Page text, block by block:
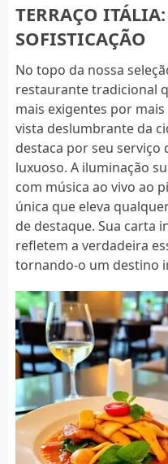
TERRAÇO
SOFISTICAÇÃO
No topo da nossa
restaurante tradicional
mais exigentes por
vista deslumbrante da
destaca por seu serviço
luxuoso. A iluminação
com música ao vivo ao
única que eleva
de destaque. Sua carta
refletem a verdadeira
tornando-o um destino